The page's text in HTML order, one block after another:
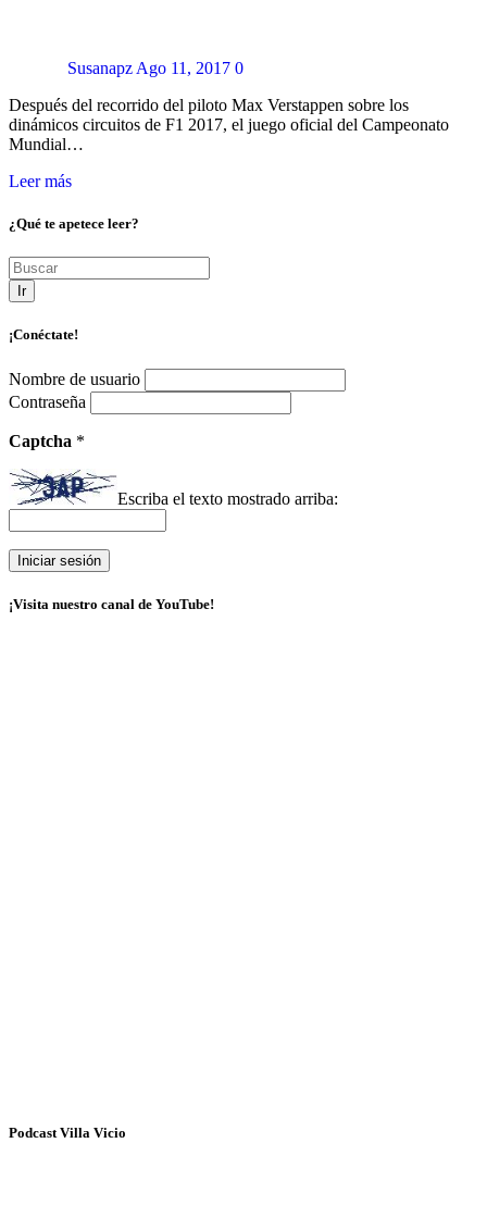
Susanapz Ago 11, 2017 0
Después del recorrido del piloto Max Verstappen sobre los
dinámicos circuitos de F1 2017, el juego oficial del Campeonato
Mundial…
Leer más
¿Qué te apetece leer?
Ir
¡Conéctate!
Nombre de usuario
Contraseña
Captcha *
Escriba el texto mostrado arriba:
¡Visita nuestro canal de YouTube!
Podcast Villa Vicio